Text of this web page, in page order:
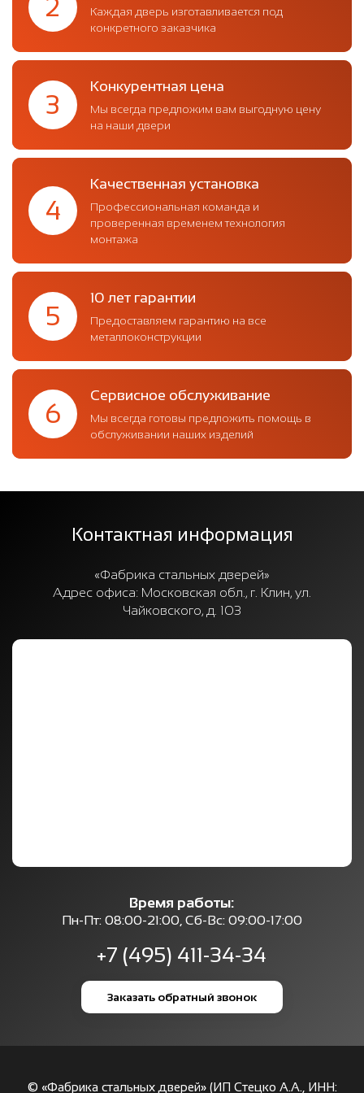
2
Каждая дверь изготавливается под
конкретного заказчика
3
Конкурентная цена
Мы всегда предложим вам выгодную цену
на наши двери
4
Качественная установка
Профессиональная команда и
проверенная временем технология
монтажа
5
10 лет гарантии
Предоставляем гарантию на все
металлоконструкции
6
Сервисное обслуживание
Мы всегда готовы предложить помощь в
обслуживании наших изделий
Контактная информация
«Фабрика стальных дверей»
Адрес офиса: Московская обл., г. Клин, ул.
Чайковского, д. 103
Время работы:
Пн-Пт: 08:00-21:00, Сб-Вс: 09:00-17:00
+7 (495) 411-34-34
Заказать обратный звонок
© «Фабрика стальных дверей» (ИП Стецко А.А., ИНН: